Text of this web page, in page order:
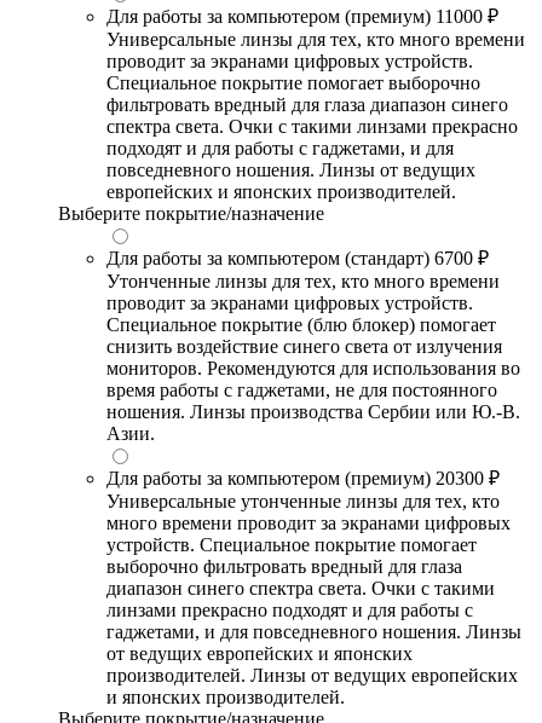
Для работы за компьютером (премиум) 11000 ₽
Универсальные линзы для тех, кто много времени
проводит за экранами цифровых устройств.
Специальное покрытие помогает выборочно
фильтровать вредный для глаза диапазон синего
спектра света. Очки с такими линзами прекрасно
подходят и для работы с гаджетами, и для
повседневного ношения. Линзы от ведущих
европейских и японских производителей.
Выберите покрытие/назначение
Для работы за компьютером (стандарт) 6700 ₽
Утонченные линзы для тех, кто много времени
проводит за экранами цифровых устройств.
Специальное покрытие (блю блокер) помогает
снизить воздействие синего света от излучения
мониторов. Рекомендуются для использования во
время работы с гаджетами, не для постоянного
ношения. Линзы производства Сербии или Ю.-В.
Азии.
Для работы за компьютером (премиум) 20300 ₽
Универсальные утонченные линзы для тех, кто
много времени проводит за экранами цифровых
устройств. Специальное покрытие помогает
выборочно фильтровать вредный для глаза
диапазон синего спектра света. Очки с такими
линзами прекрасно подходят и для работы с
гаджетами, и для повседневного ношения. Линзы
от ведущих европейских и японских
производителей. Линзы от ведущих европейских
и японских производителей.